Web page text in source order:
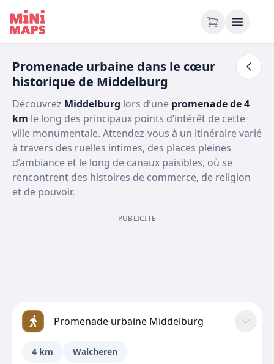
Aller au contenu
Promenade urbaine dans le cœur
historique de Middelburg
Découvrez Middelburg lors d’une promenade de 4
km le long des principaux points d’intérêt de cette
ville monumentale. Attendez‑vous à un itinéraire varié
à travers des ruelles intimes, des places pleines
d’ambiance et le long de canaux paisibles, où se
rencontrent des histoires de commerce, de religion
et de pouvoir.
PUBLICITÉ
Promenade urbaine Middelburg
4 km Walcheren